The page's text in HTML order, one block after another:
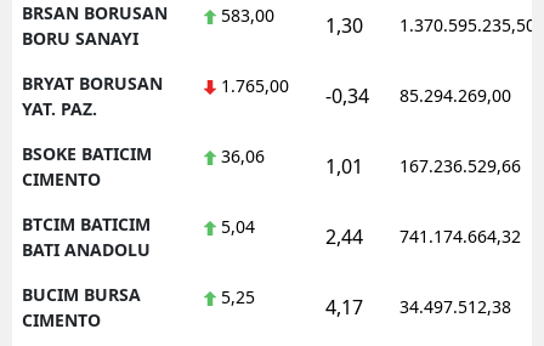
BRSAN BORUSAN
BORU SANAYI
583,00 1,30 1.370.595.235,50
BRYAT BORUSAN
YAT. PAZ.
1.765,00 -0,34 85.294.269,00
BSOKE BATICIM
CIMENTO
36,06 1,01 167.236.529,66
BTCIM BATICIM
BATI ANADOLU
5,04 2,44 741.174.664,32
BUCIM BURSA
CIMENTO
5,25 4,17 34.497.512,38